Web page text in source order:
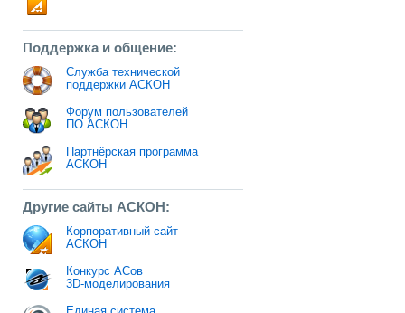
Поддержка и общение:
Служба технической
поддержки АСКОН
Форум пользователей
ПО АСКОН
Партнёрская программа
АСКОН
Другие сайты АСКОН:
Корпоративный сайт
АСКОН
Конкурс АСов
3D-моделирования